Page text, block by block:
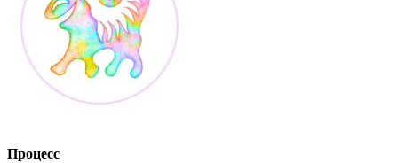
Процесс